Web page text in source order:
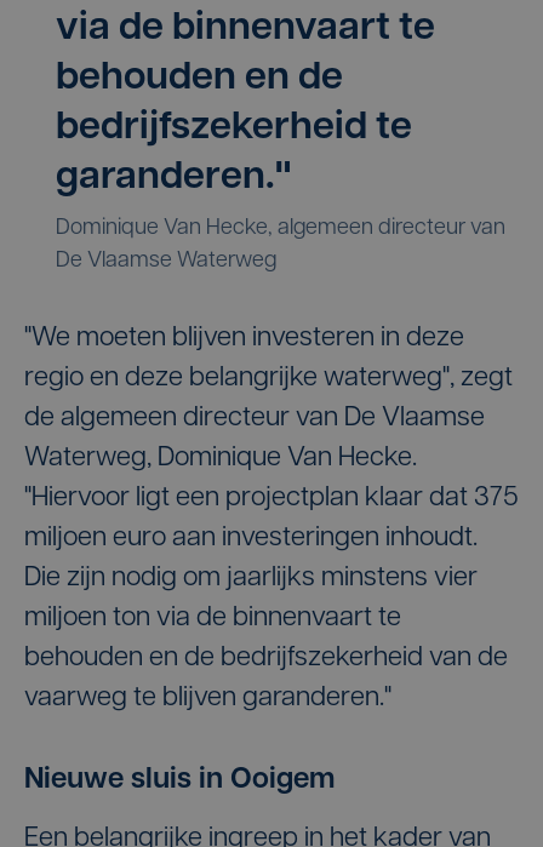
via de binnenvaart te
behouden en de
bedrijfszekerheid te
garanderen."
Dominique Van Hecke, algemeen directeur van
De Vlaamse Waterweg
"We moeten blijven investeren in deze
regio en deze belangrijke waterweg", zegt
de algemeen directeur van De Vlaamse
Waterweg, Dominique Van Hecke.
"Hiervoor ligt een projectplan klaar dat 375
miljoen euro aan investeringen inhoudt.
Die zijn nodig om jaarlijks minstens vier
miljoen ton via de binnenvaart te
behouden en de bedrijfszekerheid van de
vaarweg te blijven garanderen."
Nieuwe sluis in Ooigem
Een belangrijke ingreep in het kader van